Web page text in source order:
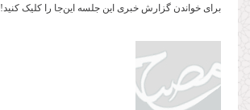
برای خواندن گزارش خبری این‌ جلسه این‌جا را کلیک کنید!